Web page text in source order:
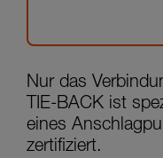
Nur das
TIE-BACK ist
eines
zertifiziert.